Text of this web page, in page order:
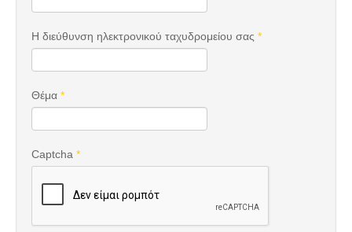
Η διεύθυνση ηλεκτρονικού ταχυδρομείου σας *
Θέμα *
Captcha *